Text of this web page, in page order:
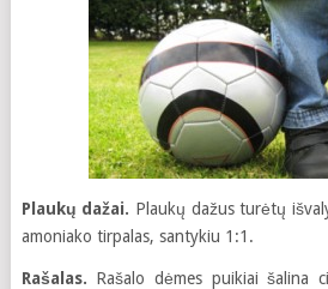
Plaukų dažai. Plaukų dažus turėtų
amoniako tirpalas, santykiu 1:1.
Rašalas. Rašalo dėmes puikiai šalina